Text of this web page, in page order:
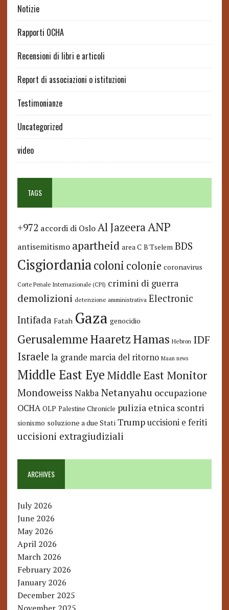
Notizie
Rapporti OCHA
Recensioni di libri e articoli
Report di associazioni o istituzioni
Testimonianze
Uncategorized
video
TAGS
+972 accordi di Oslo Al JazeeraANP
antisemitismo apartheid area C B'Tselem BDS
Cisgiordaniacoloni colonie coronavirus
Corte Penale Internazionale (CPI) crimini di guerra
demolizioni detenzione amministrativa Electronic
Intifada Fatah Gaza genocidio
GerusalemmeHaaretzHamas Hebron IDF
Israele la grande marcia del ritorno Maan news
Middle East Eye Middle East Monitor
Mondoweiss Nakba Netanyahu occupazione
OCHA OLP Palestine Chronicle pulizia etnica scontri
sionismo soluzione a due Stati Trump uccisioni e feriti
uccisioni extragiudiziali
ARCHIVES
July 2026
June 2026
May 2026
April 2026
March 2026
February 2026
January 2026
December 2025